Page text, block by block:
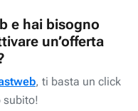
e hai bisogno
un’offerta
, ti basta un click
subito!